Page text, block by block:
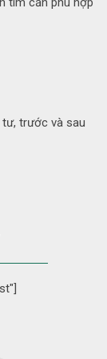
trước và sau